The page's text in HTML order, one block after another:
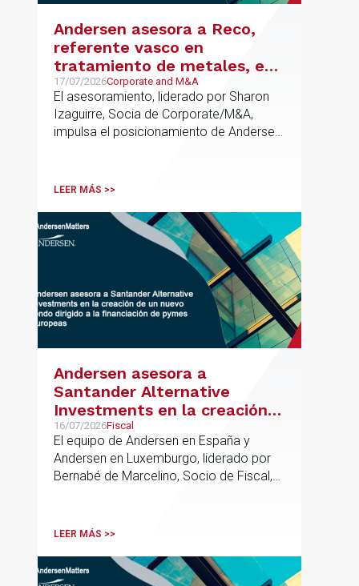
Andersen asesora a Reco,
referente vasco en
tratamiento de metales, en
su venta a Mirai Investments
17/07/2026Corporate and M&A
El asesoramiento, liderado por Sharon
Izaguirre, Socia de Corporate/M&A,
impulsa el posicionamiento de Andersen
procesos estratégicos de M&A
LEER MÁS >>
Andersen asesora a
Santander Alternative
Investments en la creación
de un nuevo fondo dirigido a
la financiación de pymes
europeas
16/07/2026Fiscal
El equipo de Andersen en España y
Andersen en Luxemburgo, liderado por
Bernabé de Marcelino, Socio de Fiscal,
formación del fondo, hasta el primer
LEER MÁS >>